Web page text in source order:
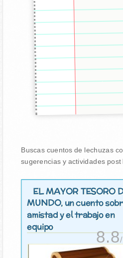
Buscas cuentos de lechuzas
sugerencias y actividades
EL MAYOR TESORO
MUNDO, un cuento
amistad y el trabajo en
equipo
8.8